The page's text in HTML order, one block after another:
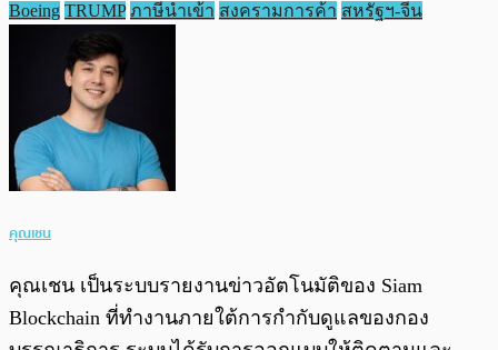
Boeing TRUMP ภาษีนำเข้า สงครามการค้า สหรัฐฯ-จีน
คุณเชน
คุณเชน เป็นระบบรายงานข่าวอัตโนมัติของ Siam
Blockchain ที่ทำงานภายใต้การกำกับดูแลของกอง